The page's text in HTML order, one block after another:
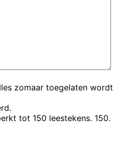
zomaar toegelaten
tot 150 leestekens. 150.